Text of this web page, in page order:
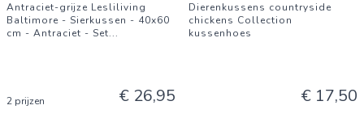
Antraciet-grijze Lesliliving
Baltimore - Sierkussen - 40x60
cm - Antraciet - Set...
2 prijzen € 26,95
Dierenkussens countryside
chickens Collection
kussenhoes
€ 17,50